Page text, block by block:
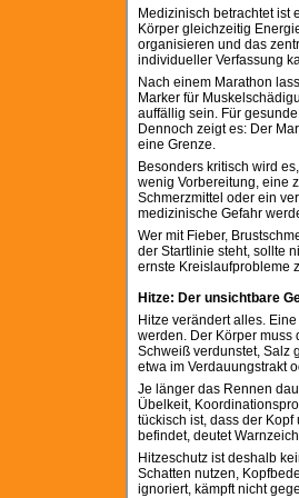
Medizinisch betrachtet ist
Körper gleichzeitig
organisieren und das
individueller Verfassung
Nach einem Marathon
Marker für
auffällig sein. Für
Dennoch zeigt es: Der
eine Grenze.
Besonders kritisch wird
wenig Vorbereitung, eine
Schmerzmittel oder ein
medizinische Gefahr
Wer mit Fieber,
der Startlinie steht, sollte
ernste Kreislaufprobleme
Hitze: Der unsichtbare
Hitze verändert alles.
werden. Der Körper muss
Schweiß verdunstet, Salz
etwa im Verdauungstrakt
Je länger das Rennen
Übelkeit,
tückisch ist, dass der
befindet, deutet
Hitzeschutz ist deshalb
Schatten nutzen,
ignoriert, kämpft nicht